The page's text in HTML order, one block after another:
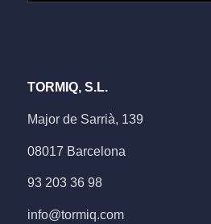
TORMIQ, S.L.
Major de Sarrià, 139
08017 Barcelona
93 203 36 98
info@tormiq.com